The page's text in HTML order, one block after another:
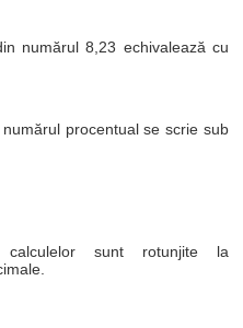
numărul 8,23 echivalează cu
procentual se scrie sub
sunt rotunjite la